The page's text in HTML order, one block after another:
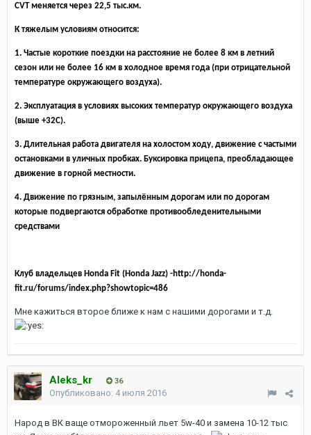
CVT меняется через 22,5 тыс.км.
К тяжелым условиям относится:
1. Частые короткие поездки на расстояние не более 8 км в летний
сезон или не более 16 км в холодное время года (при отрицательной
температуре окружающего воздуха).
2. Эксплуатация в условиях высоких температур окружающего воздуха
(выше +32С).
3. Длительная работа двигателя на холостом ходу, движение с частыми
остановками в уличных пробках. Буксировка прицепа, преобладающее
движение в горной местности.
4. Движение по грязным, запылённым дорогам или по дорогам
которые подвергаются обработке противообледенительными
средствами
Клуб владельцев Honda Fit (Honda Jazz) -http://honda-
fit.ru/forums/index.php?showtopic=486
Мне кажиться второе ближе к нам с нашими дорогами и т.д.
Aleks_kr 36
Опубликовано: 4 июля 2016
Народ в ВК ваще отмороженный льет 5w-40 и замена 10-12 тыс